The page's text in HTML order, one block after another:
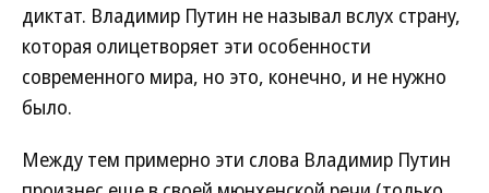
диктат. Владимир Путин не называл вслух страну,
которая олицетворяет эти особенности
современного мира, но это, конечно, и не нужно
было.
Между тем примерно эти слова Владимир Путин